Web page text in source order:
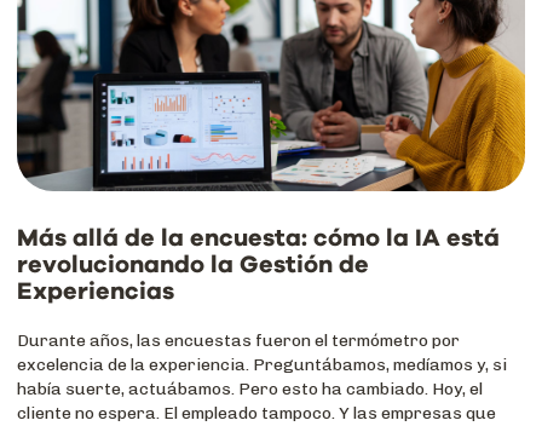
Más allá de la encuesta: cómo la IA está
revolucionando la Gestión de
Experiencias
Durante años, las encuestas fueron el termómetro por
excelencia de la experiencia. Preguntábamos, medíamos y, si
había suerte, actuábamos. Pero esto ha cambiado. Hoy, el
cliente no espera. El empleado tampoco. Y las empresas que